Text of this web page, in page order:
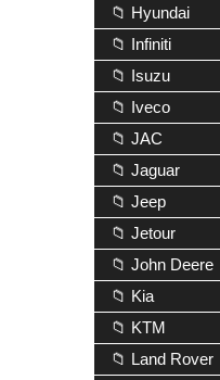
📁 Hyundai
📁 Infiniti
📁 Isuzu
📁 Iveco
📁 JAC
📁 Jaguar
📁 Jeep
📁 Jetour
📁 John Deere
📁 Kia
📁 KTM
📁 Land Rover